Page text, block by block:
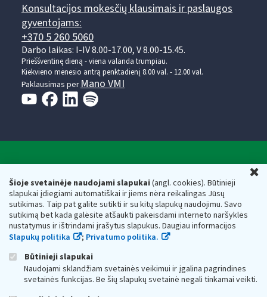
Šioje svetainėje naudojami slapukai(angl. cookies). Būtinieji
slapukai įdiegiami automatiškai ir jiems nėra reikalingas Jūsų
sutikimas. Taip pat galite sutikti ir su kitų slapukų naudojimu. Savo
sutikimą bet kada galėsite atšaukti pakeisdami interneto naršyklės
nustatymus ir ištrindami įrašytus slapukus. Daugiau informacijos
Slapukų politika
; Privatumo politika.
Būtinieji slapukai
Naudojami sklandžiam svetainės veikimui ir įgalina pagrindines
svetainės funkcijas. Be šių slapukų svetainė negali tinkamai veikti.
Konsultacijos mokesčių klausimais ir paslaugos
gyventojams:
+370 5 260 5060
Darbo laikas: I-IV 8.00-17.00, V 8.00-15.45.
Prieššventinę dieną - viena valanda trumpiau.
Kiekvieno mėnesio antrą penktadienį 8.00 val. - 12.00 val.
Paklausimas per Mano VMI
Respublikos finansų ministerijos
Biudžetinė įstaiga. Juridinio asmens kodas — 188659752,
adresas: Vasario 16-osios g. 14, 01107 Vilnius, Lietuva, el.paštas:
vmi@vmi.lt, E. pristatymo dėžutės adresas 188659752
Duomenys apie Valstybinę mokesčių inspekciją prie Lietuvos
Respublikos finansų ministerijos kaupiami ir saugomi Juridinių